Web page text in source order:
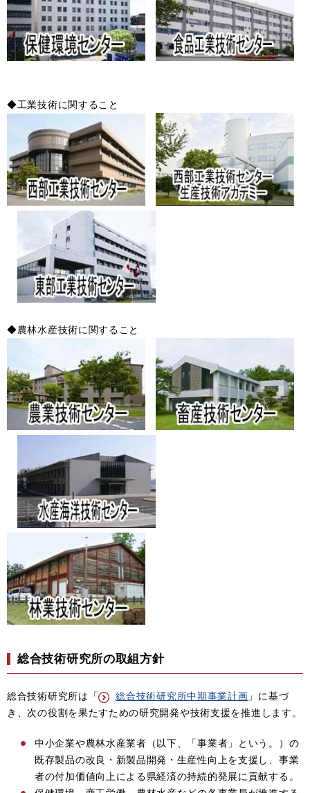
◆工業技術に関すること
◆農林水産技術に関すること
総合技術研究所の取組方針
総合技術研究所は「 総合技術研究所中期事業計画 」に基づ
き、次の役割を果たすための研究開発や技術支援を推進します。
中小企業や農林水産業者（以下、「事業者」という。）の
既存製品の改良・新製品開発・生産性向上を支援し、事業
者の付加価値向上による県経済の持続的発展に貢献する。